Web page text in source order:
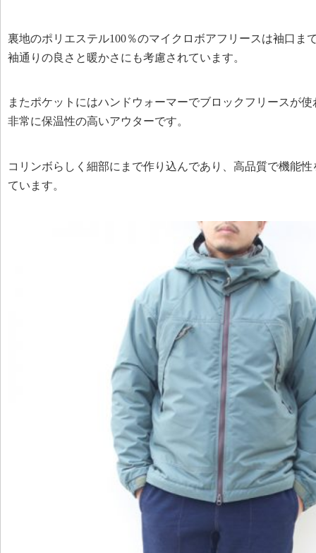
裏地のポリエステル100％のマイクロボアフリースは袖口ま
袖通りの良さと暖かさにも考慮されています。
またポケットにはハンドウォーマーでブロックフリースが
非常に保温性の高いアウターです。
コリンボらしく細部にまで作り込んであり、高品質で機能
ています。